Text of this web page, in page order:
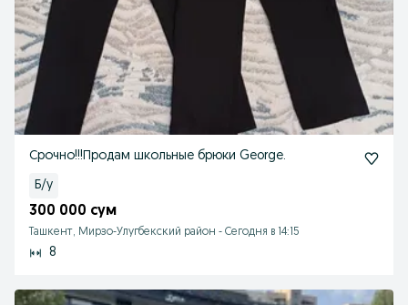
Срочно!!!Продам школьные брюки George.
Б/у
300 000 сум
Ташкент, Мирзо-Улугбекский район - Сегодня в 14:15
8